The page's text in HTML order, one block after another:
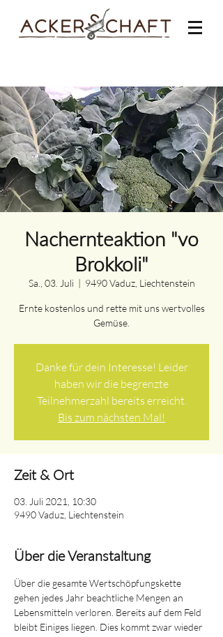
Nachernteaktion "vo
Brokkoli"
Sa., 03. Juli
  |
9490 Vaduz, Liechtenstein
Ernte kostenlos und rette mit uns wertvolles
Gemüse.
Danke für dein Interesse! Leider
haben wir die begrenzte
Teilnehmerzahl bereits erreicht.
Bis zum nächsten Mal!
Zeit & Ort
03. Juli 2021, 10:30
9490 Vaduz, Liechtenstein
Über die Veranstaltung
Über die gesamte Wertschöpfungskette
gehen jedes Jahr beachtliche Mengen an
Lebensmitteln verloren. Bereits auf dem Feld
bleibt Einiges liegen. Dies kommt zwar wieder